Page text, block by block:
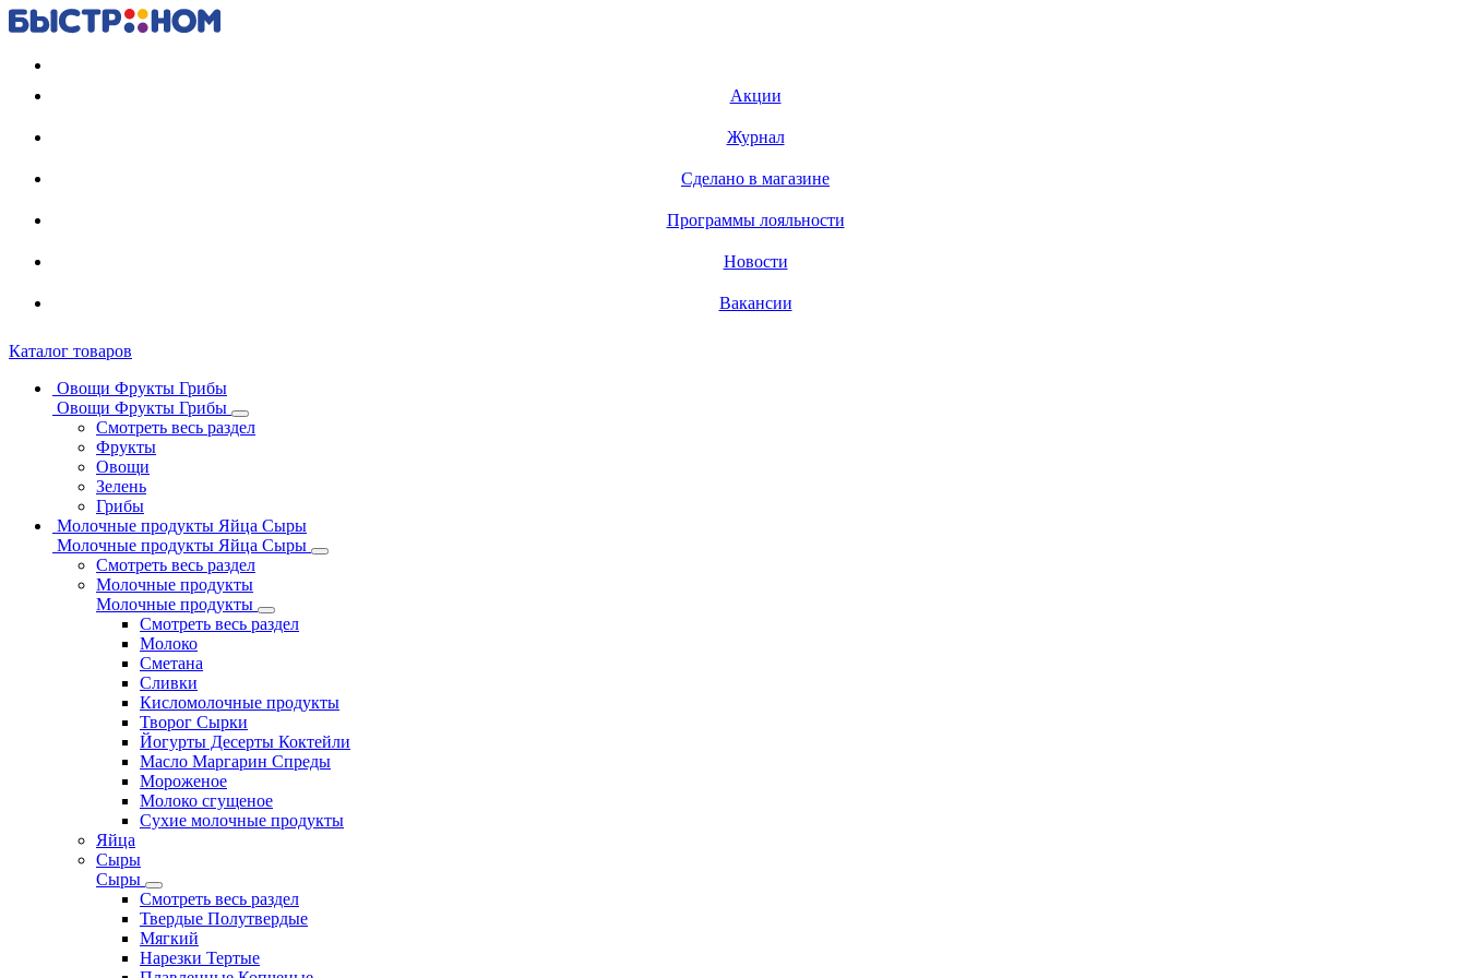
Акции
Журнал
Сделано в магазине
Программы лояльности
Новости
Вакансии
Каталог товаров
Овощи Фрукты Грибы
Овощи Фрукты Грибы
Смотреть весь раздел
Фрукты
Овощи
Зелень
Грибы
Молочные продукты Яйца Сыры
Молочные продукты Яйца Сыры
Смотреть весь раздел
Молочные продукты
Молочные продукты
Смотреть весь раздел
Молоко
Сметана
Сливки
Кисломолочные продукты
Творог Сырки
Йогурты Десерты Коктейли
Масло Маргарин Спреды
Мороженое
Молоко сгущеное
Сухие молочные продукты
Яйца
Сыры
Сыры
Смотреть весь раздел
Твердые Полутвердые
Мягкий
Нарезки Тертые